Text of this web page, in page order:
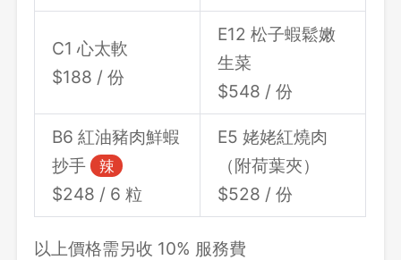
C1 心太軟
$188 / 份
E12 松子蝦鬆嫩
生菜
$548 / 份
B6 紅油豬肉鮮蝦
抄手 辣
$248 / 6 粒
E5 姥姥紅燒肉
（附荷葉夾）
$528 / 份
以上價格需另收 10% 服務費